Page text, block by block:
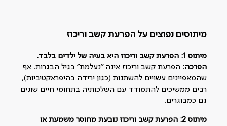
מיתוסים נפוצים על הפרעת קשב וריכוז
מיתוס 1: הפרעת קשב וריכוז היא בעיה של ילדים בלבד
.
הפרכה: הפרעת קשב וריכוז אינה "נעלמת" בגיל הבגרות. אף
שהמאפיינים עשויים להשתנות (כגון ירידה בהיפראקטיביות),
רבים ממשיכים להתמודד עם השלכותיה בתחומי חיים שונים
גם כמבוגרים.
מיתוס 2: הפרעת קשב וריכוז נובעת מחוסר משמעת או